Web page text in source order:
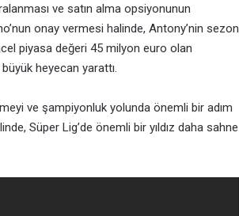
ve satın alma opsiyonunun
onay vermesi halinde, Antony’nin sezon
piyasa değeri 45 milyon euro olan
heyecan yarattı.
ve şampiyonluk yolunda önemli bir adım
Süper Lig’de önemli bir yıldız daha sahne